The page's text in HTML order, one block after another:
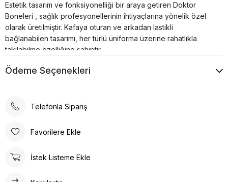
Estetik tasarım ve fonksiyonelliği bir araya getiren Doktor
Boneleri , sağlık profesyonellerinin ihtiyaçlarına yönelik özel
olarak üretilmiştir. Kafaya oturan ve arkadan lastikli
bağlanabilen tasarımı, her türlü üniforma üzerine rahatlıkla
takılabilme özelliğine sahiptir.
konforlu bir deneyim sunar. Kumaş renkleri canlı ve
yapısı, terletme yapmaz ve yaz-kış kullanım için idealdir.
sağlık profesyonellerinin uzun çalışma saatlerinde rahatlıkla
Doktor Bone ile şıklık, konfor ve fonksiyonelliği bir arada
Ödeme Seçenekleri
Telefonla Sipariş
Favorilere Ekle
İstek Listeme Ekle